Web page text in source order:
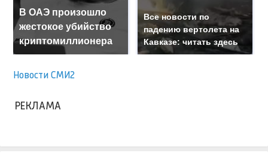
В ОАЭ произошло
жестокое убийство
криптомиллионера
Все новости по
падению вертолета на
Кавказе: читать здесь
Новости СМИ2
РЕКЛАМА